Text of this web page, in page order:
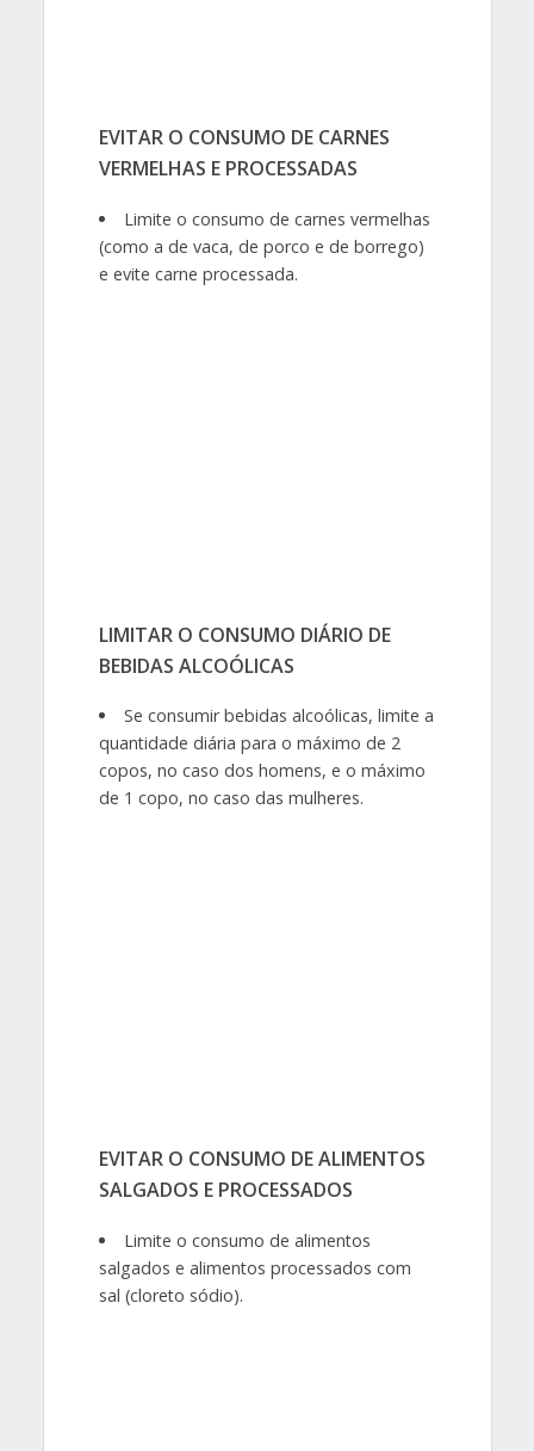
EVITAR O CONSUMO DE CARNES
VERMELHAS E PROCESSADAS
Limite o consumo de carnes vermelhas
(como a de vaca, de porco e de borrego)
e evite carne processada.
LIMITAR O CONSUMO DIÁRIO DE
BEBIDAS ALCOÓLICAS
Se consumir bebidas alcoólicas, limite a
quantidade diária para o máximo de 2
copos, no caso dos homens, e o máximo
de 1 copo, no caso das mulheres.
EVITAR O CONSUMO DE ALIMENTOS
SALGADOS E PROCESSADOS
Limite o consumo de alimentos
salgados e alimentos processados com
sal (cloreto sódio).